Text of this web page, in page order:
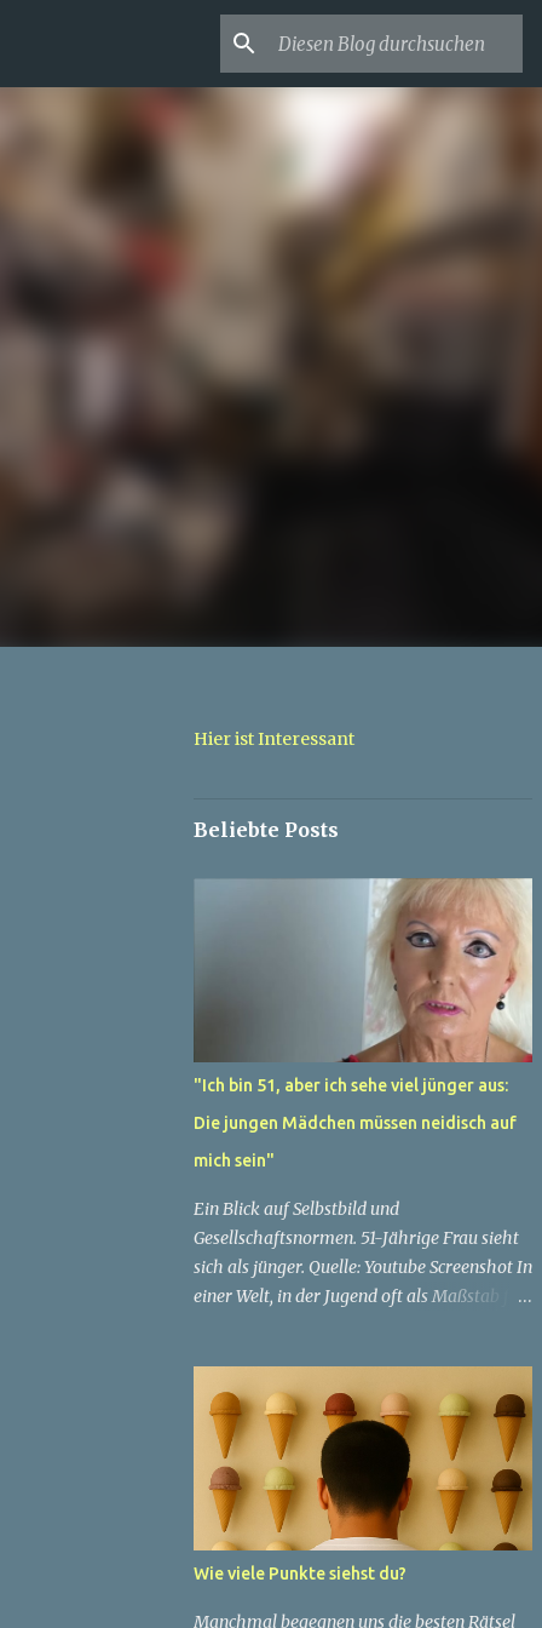
Hier ist Interessant
Beliebte Posts
"Ich bin 51, aber ich sehe viel jünger aus:
Die jungen Mädchen müssen neidisch auf
mich sein"
Ein Blick auf Selbstbild und
Gesellschaftsnormen. 51-Jährige Frau sieht
sich als jünger. Quelle: Youtube Screenshot In
einer Welt, in der Jugend oft als Maßstab für
bewahren. Aber was passiert, wenn jemand
sein eigenes Alter anders wahrnimmt als die
Gesellschaft es tut? Treten dann Selbstbild
und Realität in Konflikt? Ein faszinierendes
Beispiel für diese Diskrepanz ist die
Geschichte einer 51-jährigen Frau, deren
Überzeugung von ihrem Aussehen sie dazu
bringt, sich jünger zu fühlen, als die
Wie viele Punkte siehst du?
Manchmal begegnen uns die besten Rätsel